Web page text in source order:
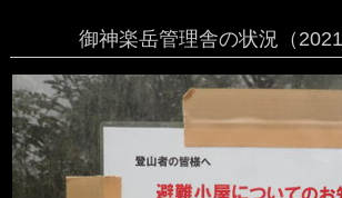
御神楽岳管理舎の状況（